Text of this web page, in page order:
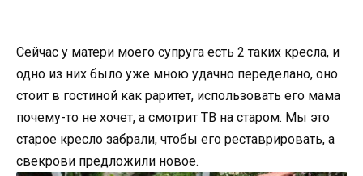
Сейчас у матери моего супруга есть 2 таких кресла, и
одно из них было уже мною удачно переделано, оно
стоит в гостиной как раритет, использовать его мама
почему-то не хочет, а смотрит ТВ на старом. Мы это
старое кресло забрали, чтобы его реставрировать, а
свекрови предложили новое.